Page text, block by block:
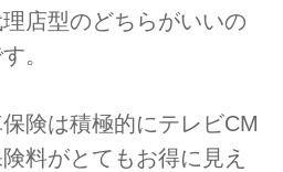
理店型のどちらがいいの
。
険は積極的にテレビCM
料がとてもお得に見え